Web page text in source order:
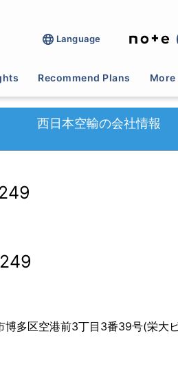
Language
Recommend Plans
西日本空輸の会社情報
多区空港前3丁目3番39号(栄大